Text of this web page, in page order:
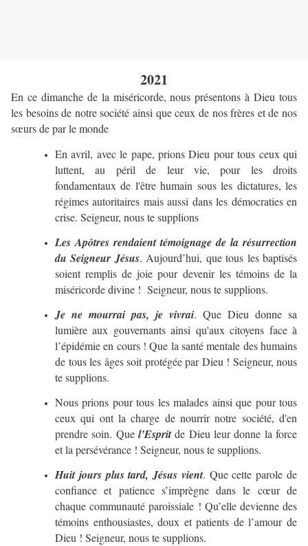
2021
En ce dimanche de la miséricorde, nous présentons à Dieu tous
les besoins de notre société ainsi que ceux de nos frères et de nos
sœurs de par le monde
En avril, avec le pape, prions Dieu pour tous ceux qui
luttent, au péril de leur vie, pour les droits
fondamentaux de l'être humain sous les dictatures, les
régimes autoritaires mais aussi dans les démocraties en
crise. Seigneur, nous te supplions
Les Apôtres rendaient témoignage de la résurrection
du Seigneur Jésus. Aujourd’hui, que tous les baptisés
soient remplis de joie pour devenir les témoins de la
miséricorde divine ! Seigneur, nous te supplions.
Je ne mourrai pas, je vivrai. Que Dieu donne sa
lumière aux gouvernants ainsi qu'aux citoyens face à
l’épidémie en cours ! Que la santé mentale des humains
de tous les âges soit protégée par Dieu ! Seigneur, nous
te supplions.
Nous prions pour tous les malades ainsi que pour tous
ceux qui ont la charge de nourrir notre société, d'en
prendre soin. Que l’Espritde Dieu leur donne la force
et la persévérance ! Seigneur, nous te supplions.
Huit jours plus tard, Jésus vient. Que cette parole de
confiance et patience s’imprègne dans le cœur de
chaque communauté paroissiale ! Qu’elle devienne des
témoins enthousiastes, doux et patients de l’amour de
Dieu ! Seigneur, nous te supplions.